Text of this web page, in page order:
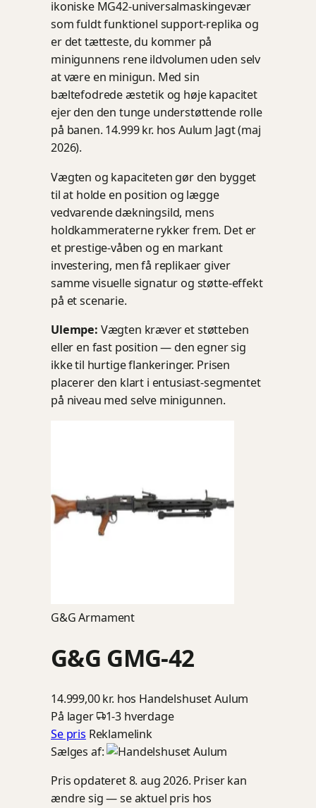
ikoniske MG42-universalmaskingevær
som fuldt funktionel support-replika og
er det tætteste, du kommer på
minigunnens rene ildvolumen uden selv
at være en minigun. Med sin
bæltefodrede æstetik og høje kapacitet
ejer den den tunge understøttende rolle
på banen. 14.999 kr. hos Aulum Jagt (maj
2026).
Vægten og kapaciteten gør den bygget
til at holde en position og lægge
vedvarende dækningsild, mens
holdkammeraterne rykker frem. Det er
et prestige-våben og en markant
investering, men få replikaer giver
samme visuelle signatur og støtte-effekt
på et scenarie.
Ulempe: Vægten kræver et støtteben
eller en fast position — den egner sig
ikke til hurtige flankeringer. Prisen
placerer den klart i entusiast-segmentet
på niveau med selve minigunnen.
G&G Armament
G&G GMG-42
14.999,00 kr. hos Handelshuset Aulum
På lager
1-3 hverdage
Se pris Reklamelink
Sælges af:
Pris opdateret 8. aug 2026. Priser kan
ændre sig — se aktuel pris hos